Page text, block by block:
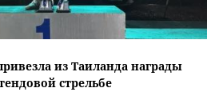
из Таиланда награды
стрельбе